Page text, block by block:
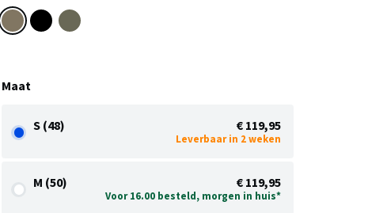
Maat
S (48) € 119,95
Leverbaar in 2 weken
M (50) € 119,95
Voor 16.00 besteld, morgen in huis*